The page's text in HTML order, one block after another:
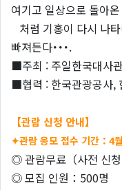
여기고 일상으로 돌아
처럼 기홍이 다시 나
빠져든다･･･.
■주최 : 주일한국대사
■협력 : 한국관광공사,
【관람 신청 안내】
✦관람 응모 접수 기간：4
◎ 관람무료（사전 신청
◎ 모집 인원：500명